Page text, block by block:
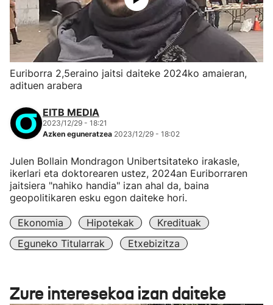
Euriborra 2,5eraino jaitsi daiteke 2024ko amaieran,
adituen arabera
EITB MEDIA
2023/12/29 - 18:21
Azken eguneratzea 2023/12/29 - 18:02
Julen Bollain Mondragon Unibertsitateko irakasle,
ikerlari eta doktorearen ustez, 2024an Euriborraren
jaitsiera "nahiko handia" izan ahal da, baina
geopolitikaren esku egon daiteke hori.
Ekonomia Hipotekak
Kredituak
Eguneko Titularrak
Etxebizitza
Zure interesekoa izan daiteke